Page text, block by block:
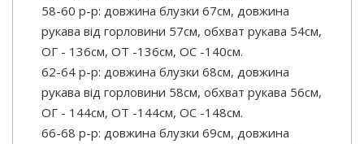
58-60 р-р: довжина блузки 67см, довжина
рукава від горловини 57см, обхват рукава 54см,
ОГ - 136см, ОТ -136см, OC -140см.
62-64 р-р: довжина блузки 68см, довжина
рукава від горловини 58см, обхват рукава 56см,
ОГ - 144см, ОТ -144см, OC -148см.
66-68 р-р: довжина блузки 69см, довжина